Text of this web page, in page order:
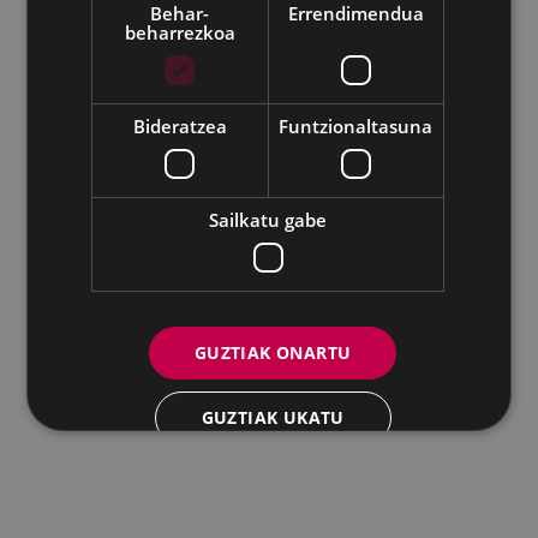
Udalaren sare sozial guztiak
Eibarko Andretxea - Isasi kalea, 11 | 20600 Eibar
Andretxea: 943 54 39 38Berdintasuna: 943 70 84 40
andretxea@eibar.eus
berdintasuna@eibar.eus
IFZ: P2003100A | DIR3 L01200300
Behar-
beharrezkoa
Errendimendua
Bideratzea Funtzionaltasuna
Sailkatu gabe
GUZTIAK ONARTU
GUZTIAK UKATU